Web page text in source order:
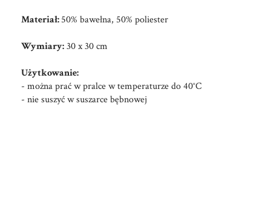
Materiał:50% bawełna, 50% poliester
Wymiary:30 x 30 cm
Użytkowanie:
- można prać w pralce w temperaturze do 40°C
- nie suszyć w suszarce bębnowej